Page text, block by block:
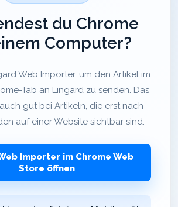
du Chrome
Computer?
Web Importer, um den Artikel im
Tab an Lingard zu senden. Das
gut bei Artikeln, die erst nach
auf einer Website sichtbar sind.
Importer im Chrome Web
Store öffnen